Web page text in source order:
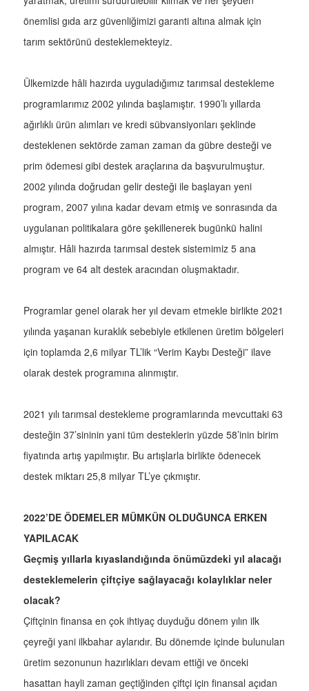
önemlisi gıda arz güvenliğimizi garanti altına almak için
tarım sektörünü desteklemekteyiz.
Ülkemizde hâli hazırda uyguladığımız tarımsal destekleme
programlarımız 2002 yılında başlamıştır. 1990’lı yıllarda
ağırlıklı ürün alımları ve kredi sübvansiyonları şeklinde
desteklenen sektörde zaman zaman da gübre desteği ve
prim ödemesi gibi destek araçlarına da başvurulmuştur.
2002 yılında doğrudan gelir desteği ile başlayan yeni
program, 2007 yılına kadar devam etmiş ve sonrasında da
uygulanan politikalara göre şekillenerek bugünkü halini
almıştır. Hâli hazırda tarımsal destek sistemimiz 5 ana
program ve 64 alt destek aracından oluşmaktadır.
Programlar genel olarak her yıl devam etmekle birlikte 2021
yılında yaşanan kuraklık sebebiyle etkilenen üretim bölgeleri
için toplamda 2,6 milyar TL’lik “Verim Kaybı Desteği” ilave
olarak destek programına alınmıştır.
2021 yılı tarımsal destekleme programlarında mevcuttaki 63
desteğin 37’sininin yani tüm desteklerin yüzde 58’inin birim
fiyatında artış yapılmıştır. Bu artışlarla birlikte ödenecek
destek miktarı 25,8 milyar TL’ye çıkmıştır.
2022’DE ÖDEMELER MÜMKÜN OLDUĞUNCA ERKEN
YAPILACAK
Geçmiş yıllarla kıyaslandığında önümüzdeki yıl alacağı
desteklemelerin çiftçiye sağlayacağı kolaylıklar neler
olacak?
Çiftçinin finansa en çok ihtiyaç duyduğu dönem yılın ilk
çeyreği yani ilkbahar aylarıdır. Bu dönemde içinde bulunulan
üretim sezonunun hazırlıkları devam ettiği ve önceki
hasattan hayli zaman geçtiğinden çiftçi için finansal açıdan